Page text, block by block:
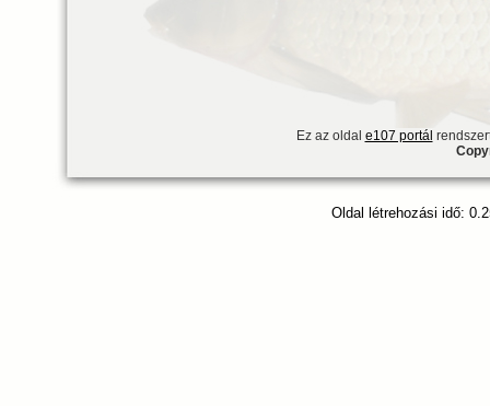
Ez az oldal e107 portál
Oldal létrehozási idő: